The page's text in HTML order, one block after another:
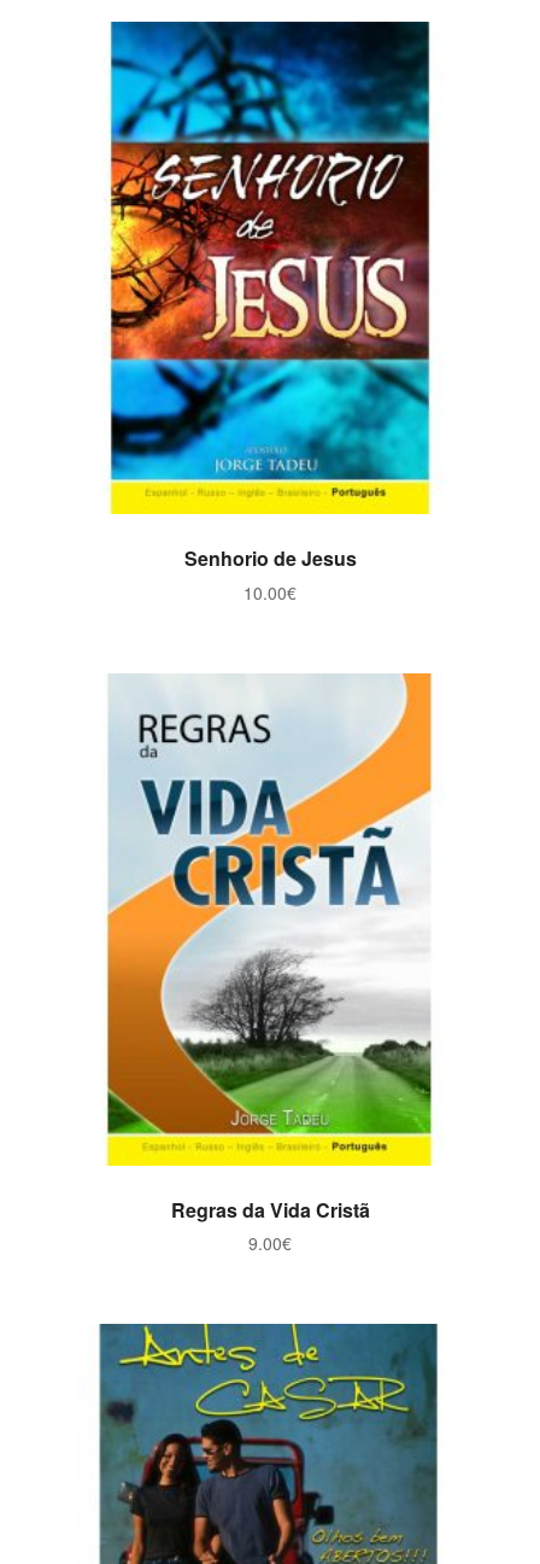
ADICIONAR
Senhorio de Jesus
10.00€
ADICIONAR
Regras da Vida Cristã
9.00€